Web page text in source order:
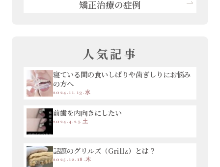
矯正治療の症例
人気記事
寝ている間の食いしばりや歯ぎしりにお悩み
の方へ
2024.11.13.水
前歯を内向きにしたい
2024.4.27.土
話題のグリルズ（Grillz）とは？
2025.12.18.木